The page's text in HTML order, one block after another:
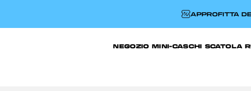
APPROFITTA
NEGOZIO MINI-CASCHI SCATOLA